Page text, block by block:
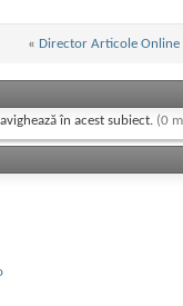
« Director Articole Online
în acest subiect. (0